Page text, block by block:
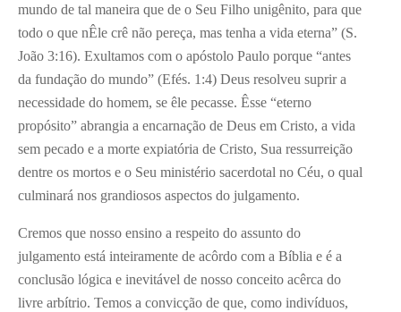
mundo de tal maneira que de o Seu Filho unigênito, para que
todo o que nÊle crê não pereça, mas tenha a vida eterna” (S.
João 3:16). Exultamos com o apóstolo Paulo porque “antes
da fundação do mundo” (Efés. 1:4) Deus resolveu suprir a
necessidade do homem, se êle pecasse. Êsse “eterno
propósito” abrangia a encarnação de Deus em Cristo, a vida
sem pecado e a morte expiatória de Cristo, Sua ressurreição
dentre os mortos e o Seu ministério sacerdotal no Céu, o qual
culminará nos grandiosos aspectos do julgamento.
Cremos que nosso ensino a respeito do assunto do
julgamento está inteiramente de acôrdo com a Bíblia e é a
conclusão lógica e inevitável de nosso conceito acêrca do
livre arbítrio. Temos a convicção de que, como indivíduos,